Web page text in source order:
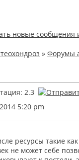
» Форумы
5:20 pm
ресурсы такие
не может себе